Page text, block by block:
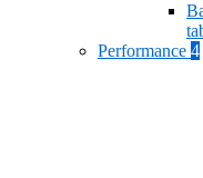
Performance 4